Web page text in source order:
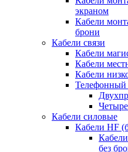
экраном
Кабели
брони
Кабели связи
Кабели
Кабели
Кабели
Телефонный
Кабели силовые
Кабели HF
без